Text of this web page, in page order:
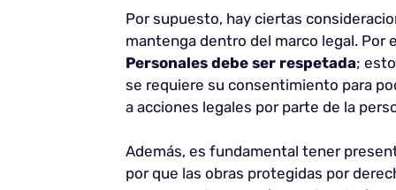
Por supuesto, hay ciertas
mantenga dentro del marco legal. Por
Personales debe ser respetada;
se requiere su consentimiento para
a acciones legales por parte de la
Además, es fundamental tener
por que las obras protegidas por